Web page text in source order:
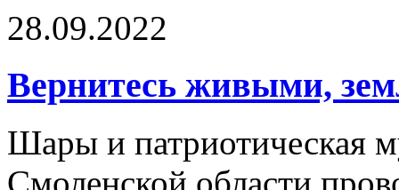
28.09.2022
Вернитесь живыми,
Шары и патриотическая